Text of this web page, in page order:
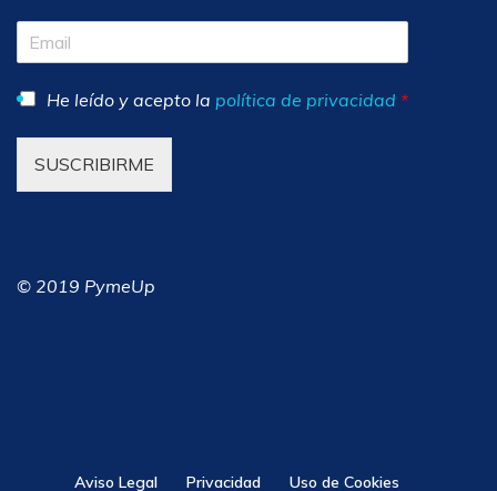
He leído y acepto la política de privacidad *
SUSCRIBIRME
© 2019 PymeUp
Aviso Legal Privacidad Uso de Cookies